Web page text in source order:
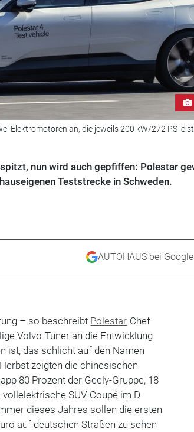
Elektromotoren an, die jeweils 200 kW/272 PS
nun wird auch gepfiffen: Polestar
Teststrecke in Schweden.
AUTOHAUS bei
– so beschreibt Polestar-Chef
Volvo-Tuner an die Entwicklung
ist, das schlicht auf den Namen
zeigten die chinesischen
80 Prozent der Geely-Gruppe, 18
SUV-Coupé im D-
dieses Jahres sollen die ersten
auf deutschen Straßen zu sehen